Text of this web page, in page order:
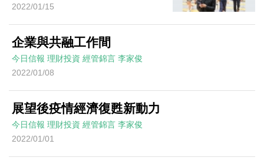
2022/01/15
企業與共融工作間
今日信報 理財投資 經管錦言 李家俊
2022/01/08
展望後疫情經濟復甦新動力
今日信報 理財投資 經管錦言 李家俊
2022/01/01